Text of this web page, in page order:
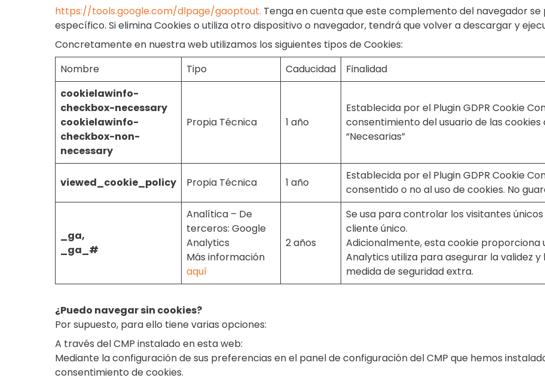
https://tools.google.com/dlpage/gaoptout. Tenga en cuenta que este complemento del navegador se
específico. Si elimina Cookies o utiliza otro dispositivo o navegador, tendrá que volver a descargar y
Concretamente en nuestra web utilizamos los siguientes tipos de Cookies:
Nombre
Tipo Caducidad
Finalidad
cookielawinfo-
checkbox-necessary
cookielawinfo-
checkbox-non-
necessary
Propia Técnica 1 año
Establecida por el Plugin GDPR Cookie
consentimiento del usuario de las
“Necesarias”
viewed_cookie_policy Propia Técnica 1 año
Establecida por el Plugin GDPR Cookie
consentido o no al uso de cookies. No
_ga,
_ga_#
Analítica – De
terceros: Google
Analytics
Más información
aquí
2 años
Se usa para controlar los visitantes
cliente único.
Adicionalmente, esta cookie proporciona
Analytics utiliza para asegurar la validez
medida de seguridad extra.
¿Puedo navegar sin cookies?
Por supuesto, para ello tiene varias opciones:
A través del CMP instalado en esta web:
Mediante la configuración de sus preferencias en el panel de configuración del CMP que hemos
consentimiento de cookies.